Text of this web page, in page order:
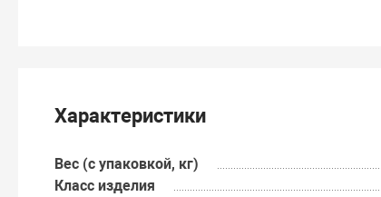
Характеристики
Вес (с упаковкой, кг)
Класс изделия